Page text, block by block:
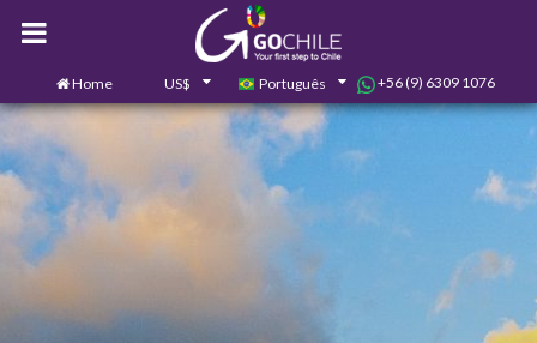
Home US$ Português +56 (9) 6309 1076
Contate-nos